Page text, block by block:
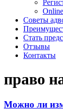
Советы
Стать
Отзывы
Контакты
право
Можно ли